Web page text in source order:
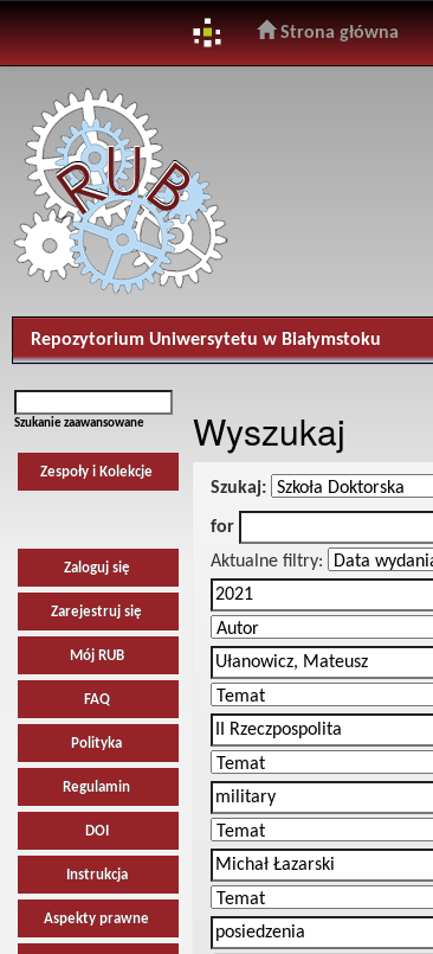
navigation
Strona główna
Repozytorium Uniwersytetu w Białymstoku
Szukanie zaawansowane
Zespoły i Kolekcje
Zaloguj się
Zarejestruj się
Mój RUB
FAQ
Polityka
Regulamin
DOI
Instrukcja
Aspekty prawne
Wyszukaj
Szukaj:
for
Aktualne filtry: